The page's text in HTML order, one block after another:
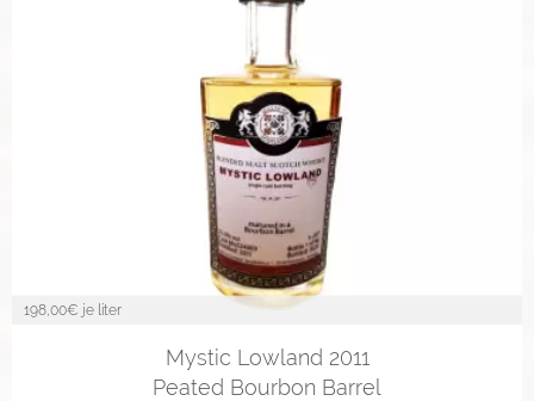
198,00€ je liter
Mystic Lowland 2011
Peated Bourbon Barrel